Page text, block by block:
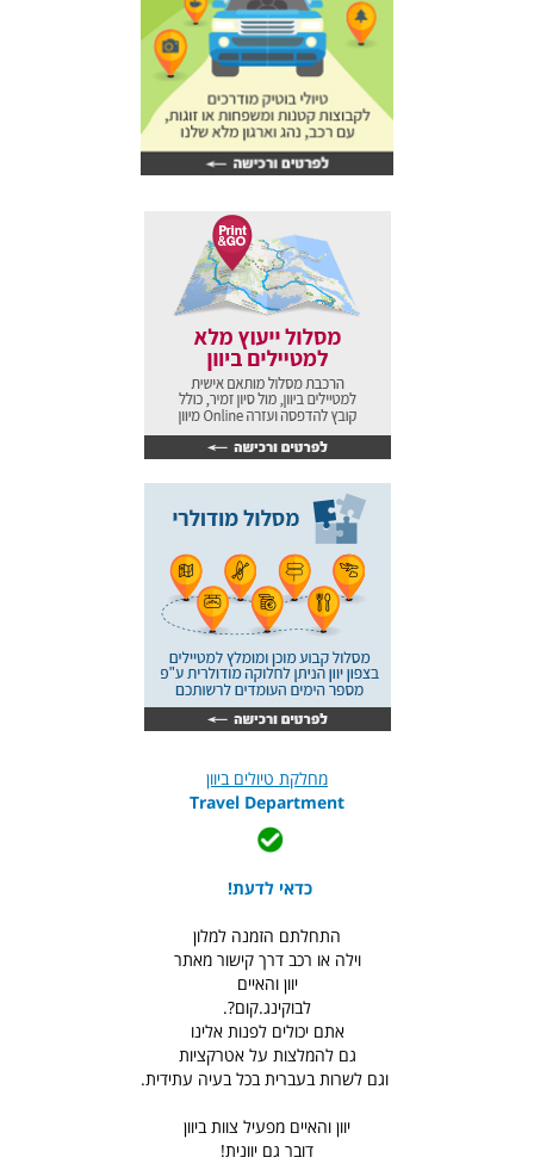
מחלקת טיולים ביוון
Travel Department
כדאי לדעת!
התחלתם הזמנה למלון
וילה או רכב דרך קישור מאתר
יוון והאיים
לבוקינג.קום?.
אתם יכולים לפנות אלינו
גם להמלצות על אטרקציות
וגם לשרות בעברית בכל בעיה עתידית.
יוון והאיים מפעיל צוות ביוון
דובר גם יוונית!